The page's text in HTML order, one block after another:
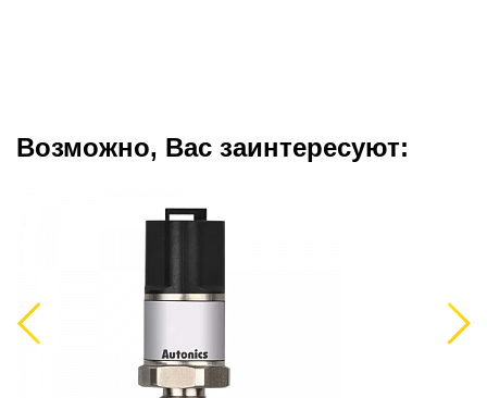
Возможно, Вас заинтересуют:
Previous Next